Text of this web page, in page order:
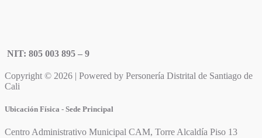
NIT: 805 003 895 – 9
Copyright © 2026 | Powered by Personería Distrital de Santiago de
Cali
Ubicación Física - Sede Principal
Centro Administrativo Municipal CAM, Torre Alcaldía Piso 13